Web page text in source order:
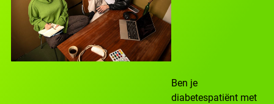
Ben je
diabetespatiënt met